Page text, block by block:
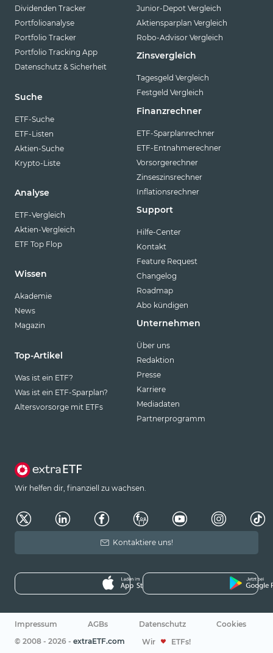
Dividenden Tracker
Portfolioanalyse
Portfolio Tracker
Portfolio Tracking App
Datenschutz & Sicherheit
Suche
ETF-Suche
ETF-Listen
Aktien-Suche
Krypto-Liste
Analyse
ETF-Vergleich
Aktien-Vergleich
ETF Top Flop
Wissen
Akademie
News
Magazin
Top-Artikel
Was ist ein ETF?
Was ist ein ETF-Sparplan?
Altersvorsorge mit ETFs
Junior-Depot Vergleich
Aktiensparplan Vergleich
Robo-Advisor Vergleich
Zinsvergleich
Tagesgeld Vergleich
Festgeld Vergleich
Finanzrechner
ETF-Sparplanrechner
ETF-Entnahmerechner
Vorsorgerechner
Zinseszinsrechner
Inflationsrechner
Support
Hilfe-Center
Kontakt
Feature Request
Changelog
Roadmap
Abo kündigen
Unternehmen
Über uns
Redaktion
Presse
Karriere
Mediadaten
Partnerprogramm
Wir helfen dir, finanziell zu wachsen.
Kontaktiere uns!
Impressum AGBs Datenschutz
Cookies
© 2008 - 2026 - extraETF.com Wir ETFs!